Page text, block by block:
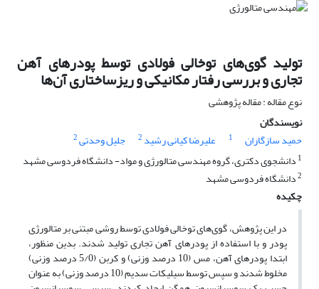
تولید گوی‌های توخالی فولادی توسط پودرهای آهن
تجاری و بررسی رفتار مکانیکی و ریزساختاری آن‌ها
نوع مقاله : مقاله پژوهشی
نویسندگان
حمید سازگاران
1 علیرضا کیانی رشید 2 جلیل وحدتی2
1 دانشجوی دکتری، گروه مهندسی متالورژی و مواد- دانشگاه فردوسی مشهد
2دانشگاه فردوسی مشهد
چکیده
در این پژوهش، گوی‌های توخالی فولادی توسط روشی مبتنی بر متالورژی
پودر و با استفاده از پودرهای آهن تجاری تولید شدند. بدین منظور،
ابتدا پودرهای آهن، مس (10 درصد وزنی) و کربن (5/0 درصد وزنی)
مخلوط شدند و سپس توسط سیلیکات سدیم (10 درصد وزنی) به عنوان